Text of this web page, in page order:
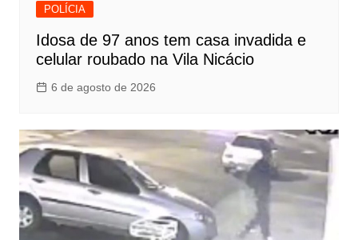
POLÍCIA
Idosa de 97 anos tem casa invadida e
celular roubado na Vila Nicácio
6 de agosto de 2026